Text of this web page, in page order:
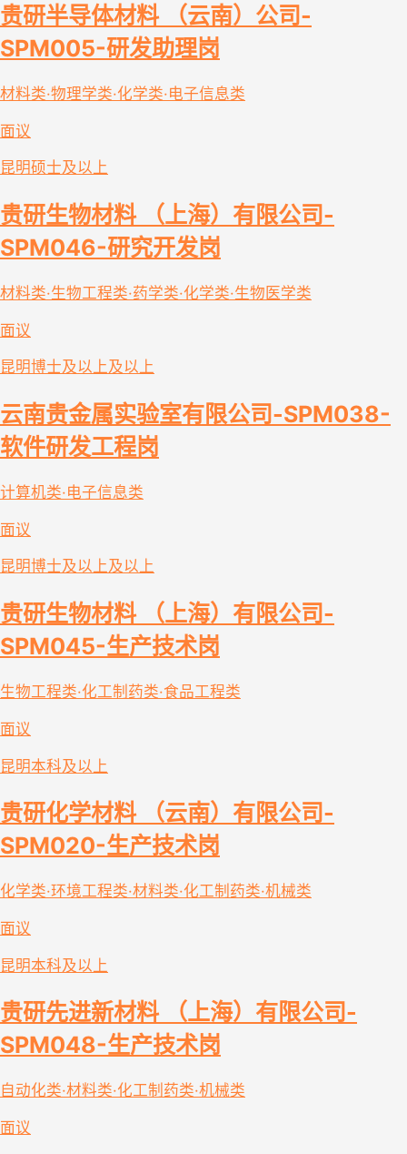
贵研半导体材料 （云南）公司-
SPM005-研发助理岗
材料类·物理学类·化学类·电子信息类
面议
昆明硕士及以上
贵研生物材料 （上海）有限公司-
SPM046-研究开发岗
材料类·生物工程类·药学类·化学类·生物医学类
面议
昆明博士及以上及以上
云南贵金属实验室有限公司-SPM038-
软件研发工程岗
计算机类·电子信息类
面议
昆明博士及以上及以上
贵研生物材料 （上海）有限公司-
SPM045-生产技术岗
生物工程类·化工制药类·食品工程类
面议
昆明本科及以上
贵研化学材料 （云南）有限公司-
SPM020-生产技术岗
化学类·环境工程类·材料类·化工制药类·机械类
面议
昆明本科及以上
贵研先进新材料 （上海）有限公司-
SPM048-生产技术岗
自动化类·材料类·化工制药类·机械类
面议